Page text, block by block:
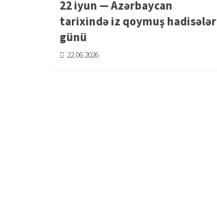
22 iyun — Azərbaycan
tarixində iz qoymuş hadisələr
günü
22.06.2026